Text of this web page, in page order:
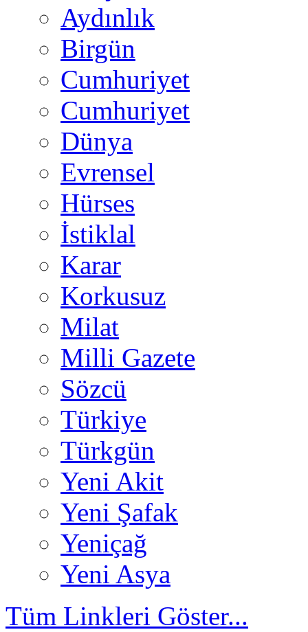
Aydınlık
Birgün
Cumhuriyet
Cumhuriyet
Dünya
Evrensel
Hürses
İstiklal
Karar
Korkusuz
Milat
Milli Gazete
Sözcü
Türkiye
Türkgün
Yeni Akit
Yeni Şafak
Yeniçağ
Yeni Asya
Tüm Linkleri Göster...